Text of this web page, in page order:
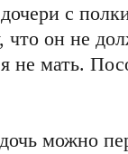
с
он не
не мать.
можно